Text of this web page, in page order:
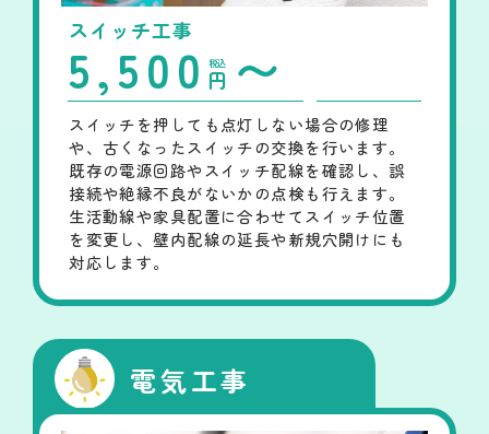
スイッチ工事
5,500 円 〜
税込
スイッチを押しても点灯しない場合の修理
や、古くなったスイッチの交換を行います。
既存の電源回路やスイッチ配線を確認し、誤
接続や絶縁不良がないかの点検も行えます。
生活動線や家具配置に合わせてスイッチ位置
を変更し、壁内配線の延長や新規穴開けにも
対応します。
電気工事